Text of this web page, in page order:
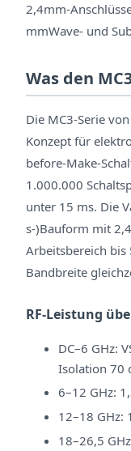
2,4mm-
mmWave- und
Was den
Die MC3-Serie
Konzept für
before-Make-
1.000.000
unter 15 ms. Die
s-)Bauform mit
Arbeitsbereich bis
Bandbreite
RF-Leistung
DC–6 GHz:
Isolation 70
6–12 GHz:
12–18 GHz:
18–26,5